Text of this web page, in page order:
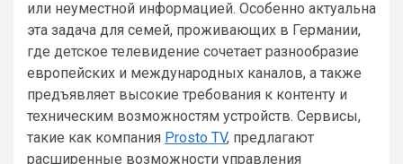
или неуместной информацией. Особенно актуальна
эта задача для семей, проживающих в Германии,
где детское телевидение сочетает разнообразие
европейских и международных каналов, а также
предъявляет высокие требования к контенту и
техническим возможностям устройств. Сервисы,
такие как компания Prosto TV, предлагают
расширенные возможности управления